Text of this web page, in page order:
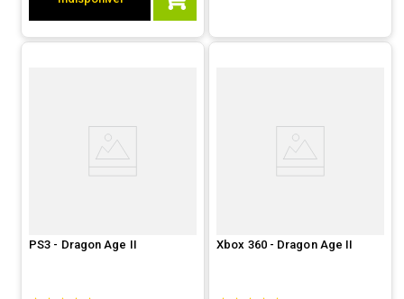
PS3 - Dragon Age II Xbox 360 - Dragon Age II